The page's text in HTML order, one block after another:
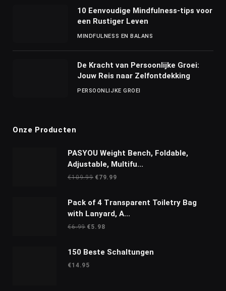
10 Eenvoudige Mindfulness-tips voor
een Rustiger Leven
MINDFULNESS EN BALANS
De Kracht van Persoonlijke Groei:
Jouw Reis naar Zelfontdekking
PERSOONLIJKE GROEI
Onze Producten
PASYOU Weight Bench, Foldable,
Adjustable, Multifu...
€109.99 Oorspronkelijke
€79.99Huidige
€79.99.
Pack of 4 Transparent Toiletry Bag
with Lanyard, A...
€6.99 Oorspronkelijke
€5.98Huidige
150 Beste Schaltungen
€14.95